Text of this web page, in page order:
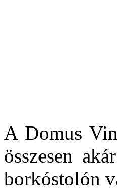
A Domus
összesen
borkóstolón